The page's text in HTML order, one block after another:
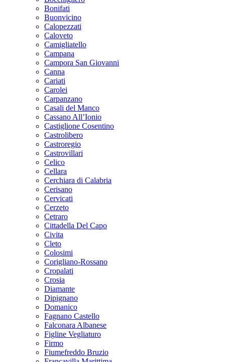
Bonifati
Buonvicino
Calopezzati
Caloveto
Camigliatello
Campana
Campora San Giovanni
Canna
Cariati
Carolei
Carpanzano
Casali del Manco
Cassano All’Ionio
Castiglione Cosentino
Castrolibero
Castroregio
Castrovillari
Celico
Cellara
Cerchiara di Calabria
Cerisano
Cervicati
Cerzeto
Cetraro
Cittadella Del Capo
Civita
Cleto
Colosimi
Corigliano-Rossano
Cropalati
Crosia
Diamante
Dipignano
Domanico
Fagnano Castello
Falconara Albanese
Figline Vegliaturo
Firmo
Fiumefreddo Bruzio